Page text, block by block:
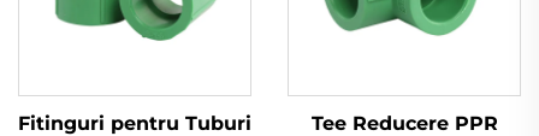
Fitinguri pentru Tuburi
Tee Reducere PPR